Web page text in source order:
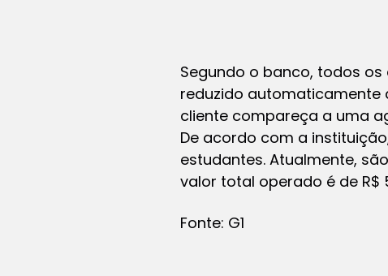
Segundo o banco, todos
reduzido automaticamente
cliente compareça a uma
De acordo com a
estudantes. Atualmente,
valor total operado é de R$
Fonte: G1